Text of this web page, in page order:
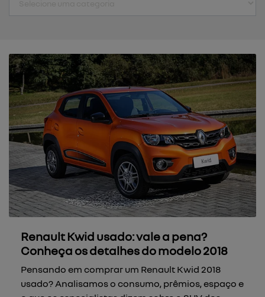
Renault Kwid usado: vale a pena?
Conheça os detalhes do modelo 2018
Pensando em comprar um Renault Kwid 2018
usado? Analisamos o consumo, prêmios, espaço e